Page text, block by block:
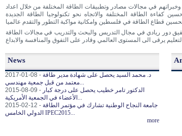
في مجالات مصادر وتطبيقات الطاقة المختلفة من خلال اعداد
كفاءة الطاقة المختلفة والاتجاه نحو تكنولوجيا الطاقة الجديدة
دور ريادي في مجال التدريس والبحث والتدريب في مجالات الطاقة
News
2017-01-08 - د. محمد السيد يحصل على شهادة مدير طاقة
معتمد من قبل جمعية مهندسي...
2015-08-09 - الدكتور تامر خطيب يحصل على درجة كبار
الأعضاء في الجمعية الأمريكية...
2015-02-12 - جامعة النجاح الوطنية تشارك في مؤتمر الطاقة
الدولي الخامس IPEC2015...
more